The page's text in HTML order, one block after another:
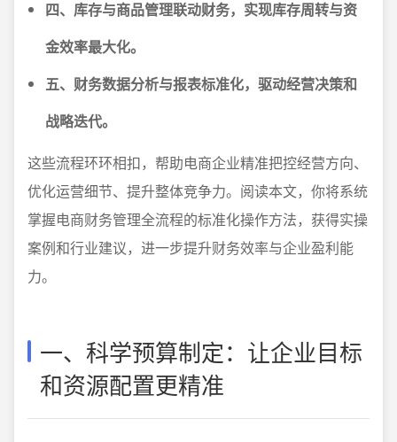
四、库存与商品管理联动财务，实现库存周转与资
金效率最大化。
五、财务数据分析与报表标准化，驱动经营决策和
战略迭代。
这些流程环环相扣，帮助电商企业精准把控经营方向、
优化运营细节、提升整体竞争力。阅读本文，你将系统
掌握电商财务管理全流程的标准化操作方法，获得实操
案例和行业建议，进一步提升财务效率与企业盈利能
力。
一、科学预算制定：让企业目标
和资源配置更精准